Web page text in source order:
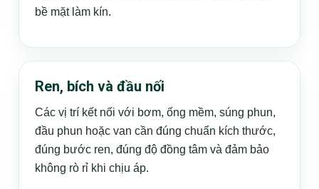
bề mặt làm kín.
Ren, bích và đầu nối
Các vị trí kết nối với bơm, ống mềm, súng phun,
đầu phun hoặc van cần đúng chuẩn kích thước,
đúng bước ren, đúng độ đồng tâm và đảm bảo
không rò rỉ khi chịu áp.